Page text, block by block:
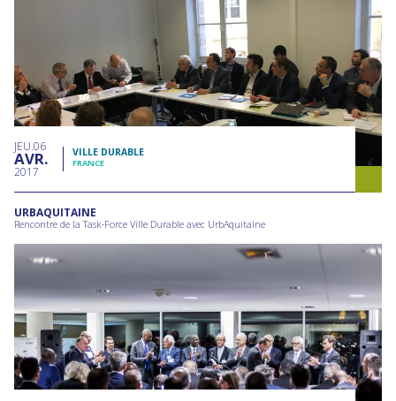
JEU 06
AVR
2017
VILLE DURABLE
FRANCE
URBAQUITAINE
Rencontre de la Task-Force Ville Durable avec UrbAquitaine